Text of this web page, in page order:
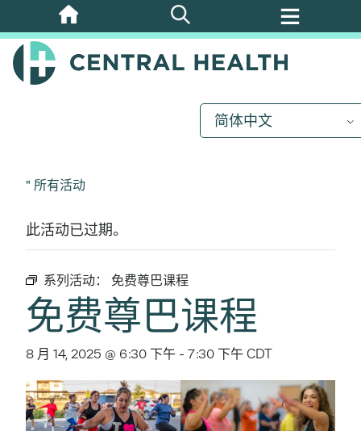
跳
至
主
简体中文
" 所有活动
此活动已过期。
系列活动： 免费尊巴课程
免费尊巴课程
8 月 14, 2025 @ 6:30 下午 - 7:30 下午CDT